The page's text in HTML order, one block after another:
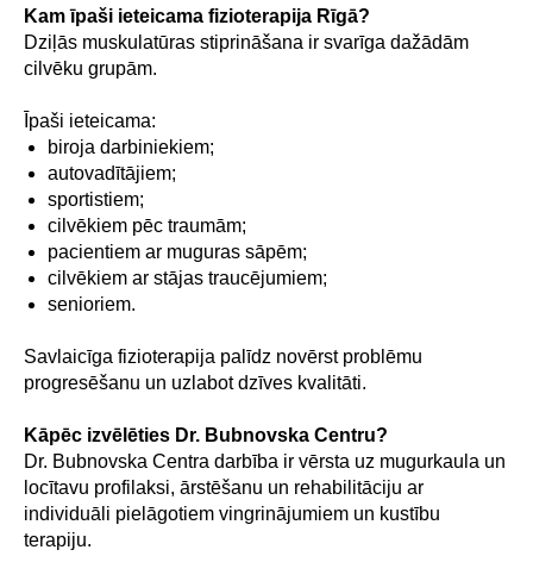
Kam īpaši ieteicama fizioterapija Rīgā?
Dziļās muskulatūras stiprināšana ir svarīga dažādām
cilvēku grupām.
Īpaši ieteicama:
biroja darbiniekiem;
autovadītājiem;
sportistiem;
cilvēkiem pēc traumām;
pacientiem ar muguras sāpēm;
cilvēkiem ar stājas traucējumiem;
senioriem.
Savlaicīga fizioterapija palīdz novērst problēmu
progresēšanu un uzlabot dzīves kvalitāti.
Kāpēc izvēlēties Dr. Bubnovska Centru?
Dr. Bubnovska Centra darbība ir vērsta uz mugurkaula un
locītavu profilaksi, ārstēšanu un rehabilitāciju ar
individuāli pielāgotiem vingrinājumiem un kustību
terapiju.